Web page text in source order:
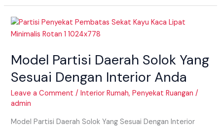
Model Partisi Daerah Solok Yang
Sesuai Dengan Interior Anda
Leave a Comment /Interior Rumah,Penyekat Ruangan /
admin
Model Partisi Daerah Solok Yang Sesuai Dengan Interior
Model
Partisi
Solok
Sesuai
Dengan
Interior